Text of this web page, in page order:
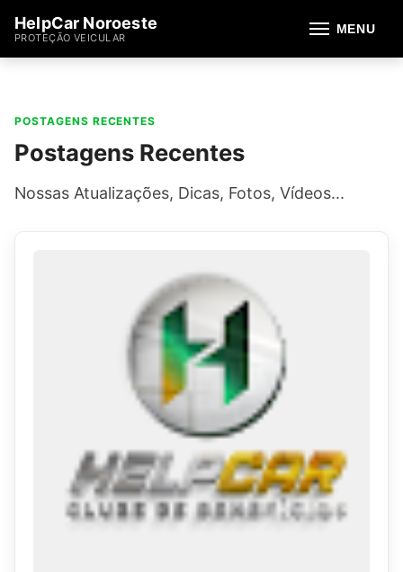
HelpCar Noroeste
PROTEÇÃO VEICULAR
MENU
POSTAGENS RECENTES
Postagens Recentes
Nossas Atualizações, Dicas, Fotos, Vídeos...